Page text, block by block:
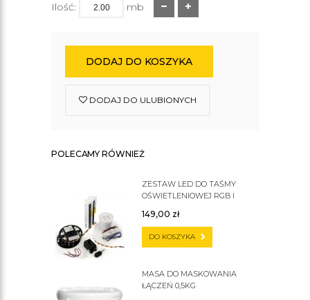
Ilość: mb
DODAJ DO KOSZYKA
DODAJ DO ULUBIONYCH
POLECAMY RÓWNIEŻ
ZESTAW LED DO TAŚMY
OŚWIETLENIOWEJ RGB I
149,00 zł
DO KOSZYKA
MASA DO MASKOWANIA
ŁĄCZEŃ 0,5KG